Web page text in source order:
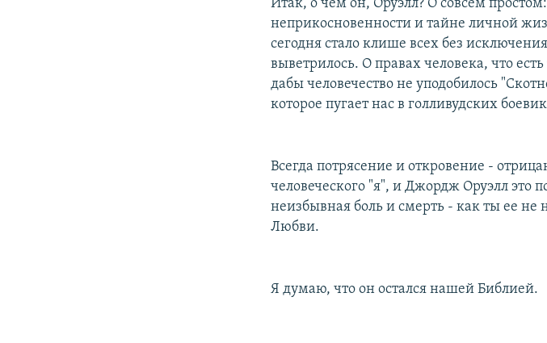
Итак, о чем он, Оруэлл? О совсем
неприкосновенности и тайне личной
сегодня стало клише всех без
выветрилось. О правах человека, что
дабы человечество не уподобилось
которое пугает нас в голливудских
Всегда потрясение и откровение -
человеческого "я", и Джордж Оруэлл это
неизбывная боль и смерть - как ты ее
Любви.
Я думаю, что он остался нашей Библией.